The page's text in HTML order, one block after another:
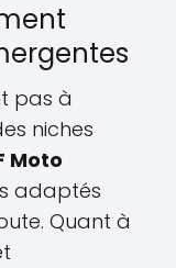
pas à
niches
Moto
adaptés
Quant à